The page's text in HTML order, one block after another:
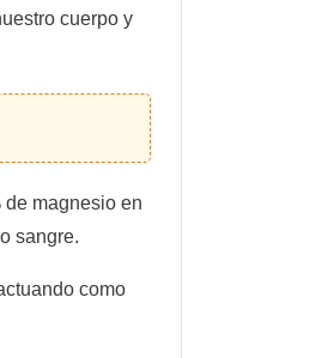
cuerpo y
de magnesio en
sangre.
como